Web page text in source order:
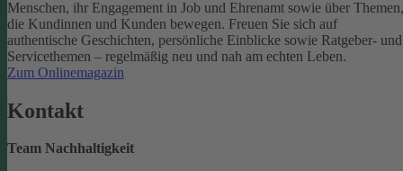
Menschen, ihr Engagement in Job und Ehrenamt sowie über Themen,
die Kundinnen und Kunden bewegen. Freuen Sie sich auf
authentische Geschichten, persönliche Einblicke sowie Ratgeber- und
Servicethemen – regelmäßig neu und nah am echten Leben.
Zum Onlinemagazin
Kontakt
Team Nachhaltigkeit